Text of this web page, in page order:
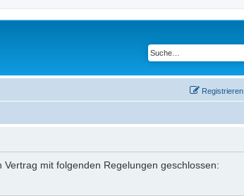
Registrieren
mit folgenden Regelungen geschlossen: